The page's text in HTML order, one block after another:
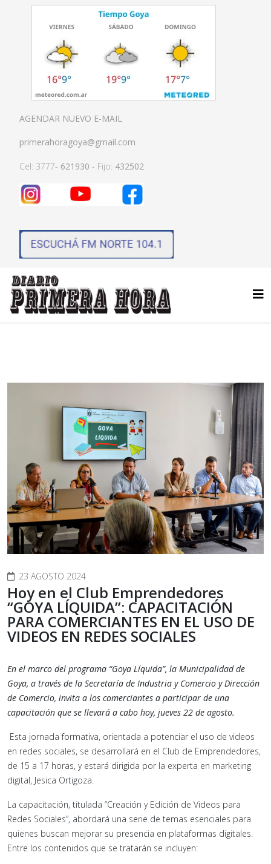
AGENDAR NUEVO E-MAIL
primerahoragoya@gmail.com
Cel: 3777- 621930 - Fijo: 432502
23 AGOSTO 2024
Hoy en el Club Emprendedores
“GOYA LÍQUIDA”: CAPACITACIÓN
PARA COMERCIANTES EN EL USO DE
VIDEOS EN REDES SOCIALES
En el marco del programa “Goya Líquida”, la Municipalidad de
Goya, a través de la Secretaría de Industria y Comercio y Dirección
de Comercio, invita a los comerciantes a participar de una
capacitación que se llevará a cabo hoy, jueves 22 de agosto.
Esta jornada formativa, orientada a potenciar el uso de videos
en redes sociales, se desarrollará en el Club de Emprendedores,
de 15 a 17 horas, y estará dirigida por la experta en marketing
digital, Jesica Ortigoza.
La capacitación, titulada “Creación y Edición de Videos para
Redes Sociales”, abordará una serie de temas esenciales para
quienes buscan mejorar su presencia en plataformas digitales.
Entre los contenidos que se tratarán se incluyen: